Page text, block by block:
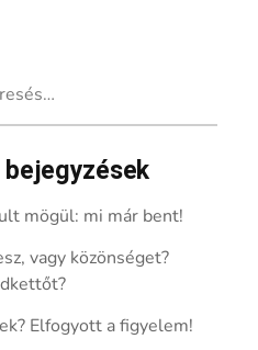
mögül: mi már bent!
vagy közönséget?
Elfogyott a figyelem!